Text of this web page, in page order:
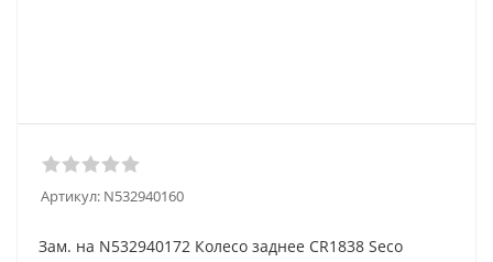
Артикул: N532940160
Зам. на N532940172 Колесо заднее CR1838 Seco